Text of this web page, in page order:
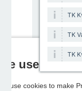
TK
TK
TK
We use cookies
We use cookies to make